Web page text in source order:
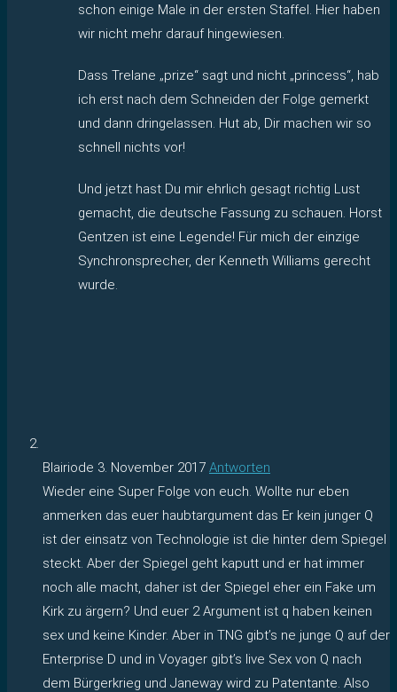
schon einige Male in der ersten Staffel. Hier haben
wir nicht mehr darauf hingewiesen.
Dass Trelane „prize“ sagt und nicht „princess“, hab
ich erst nach dem Schneiden der Folge gemerkt
und dann dringelassen. Hut ab, Dir machen wir so
schnell nichts vor!
Und jetzt hast Du mir ehrlich gesagt richtig Lust
gemacht, die deutsche Fassung zu schauen. Horst
Gentzen ist eine Legende! Für mich der einzige
Synchronsprecher, der Kenneth Williams gerecht
wurde.
Blairiode 3. November 2017 Antworten
Wieder eine Super Folge von euch. Wollte nur eben
anmerken das euer haubtargument das Er kein junger Q
ist der einsatz von Technologie ist die hinter dem Spiegel
steckt. Aber der Spiegel geht kaputt und er hat immer
noch alle macht, daher ist der Spiegel eher ein Fake um
Kirk zu ärgern? Und euer 2 Argument ist q haben keinen
sex und keine Kinder. Aber in TNG gibt’s ne junge Q auf der
Enterprise D und in Voyager gibt’s live Sex von Q nach
dem Bürgerkrieg und Janeway wird zu Patentante. Also